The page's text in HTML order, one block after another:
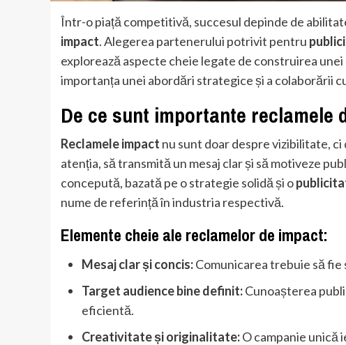
Într-o piață competitivă, succesul depinde de
impact. Alegerea partenerului potrivit pentru
explorează aspecte cheie legate de construirea
importanța unei abordări strategice și a colaborării
De ce sunt importante reclamele
Reclamele impact nu sunt doar despre vizibilitate,
atenția, să transmită un mesaj clar și să motiveze
concepută, bazată pe o strategie solidă și o
nume de referință în industria respectivă.
Elemente cheie ale reclamelor de impact:
Mesaj clar și concis:Comunicarea trebuie să fie
Target audience bine definit:Cunoașterea
eficientă.
Creativitate și originalitate:O campanie unică